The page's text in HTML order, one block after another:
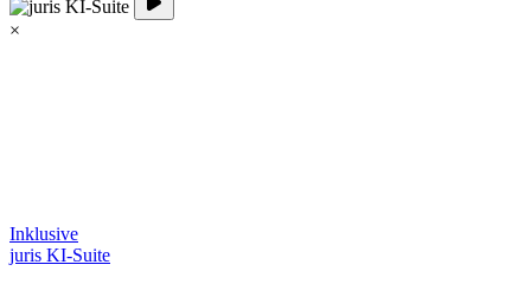
×
Inklusive
juris KI-Suite